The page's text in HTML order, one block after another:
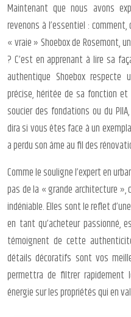
Maintenant que nous avons
revenons à l’essentiel : comment,
« vraie » Shoebox de Rosemont,
? C’est en apprenant à lire sa
authentique Shoebox respecte
précise, héritée de sa fonction
soucier des fondations ou du
dira si vous êtes face à un
a perdu son âme au fil des
Comme le souligne l’expert en
pas de la « grande architecture
indéniable. Elles sont le reflet
en tant qu’acheteur passionné,
témoignent de cette
détails décoratifs sont vos
permettra de filtrer rapidement
énergie sur les propriétés qui en